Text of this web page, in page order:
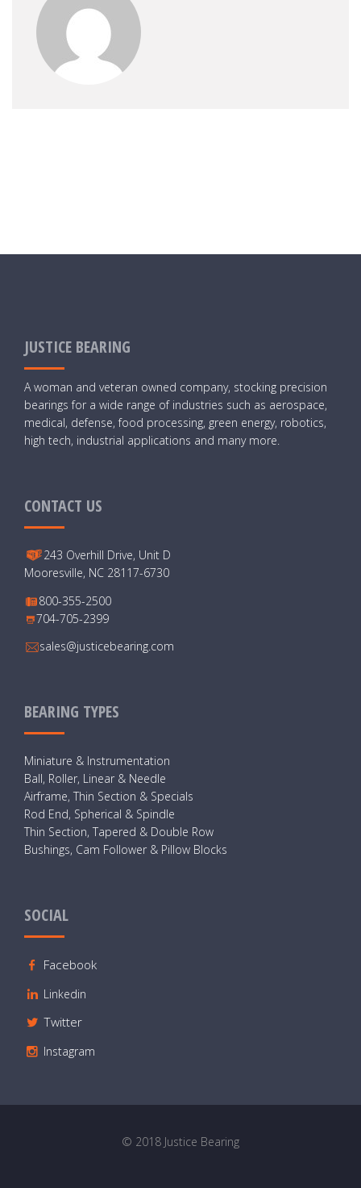
JUSTICE BEARING
A woman and veteran owned company, stocking precision
bearings for a wide range of industries such as aerospace,
medical, defense, food processing, green energy, robotics,
high tech, industrial applications and many more.
CONTACT US
243 Overhill Drive, Unit D
Mooresville, NC 28117-6730
800-355-2500
704-705-2399
sales@justicebearing.com
BEARING TYPES
Miniature & Instrumentation
Ball, Roller, Linear & Needle
Airframe, Thin Section & Specials
Rod End, Spherical & Spindle
Thin Section, Tapered & Double Row
Bushings, Cam Follower & Pillow Blocks
SOCIAL
Facebook
Linkedin
Twitter
Instagram
© 2018 Justice Bearing